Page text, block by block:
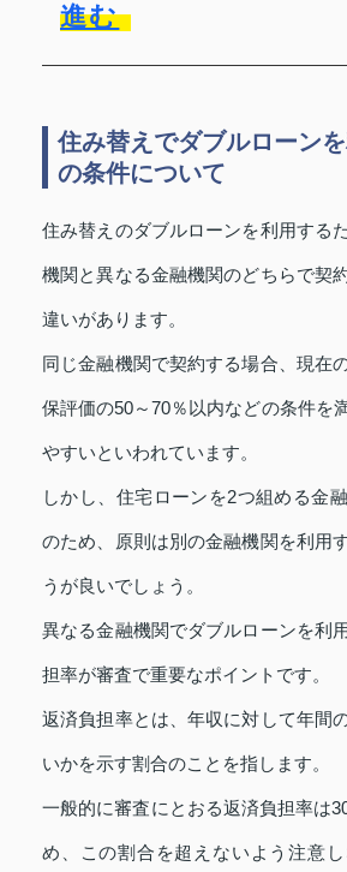
進む
住み替えでダブルローン
の条件について
住み替えのダブルローンを利用する
機関と異なる金融機関のどちらで契
違いがあります。
同じ金融機関で契約する場合、現在
保評価の50～70％以内などの条件を
やすいといわれています。
しかし、住宅ローンを2つ組める金
のため、原則は別の金融機関を利用
うが良いでしょう。
異なる金融機関でダブルローンを利
担率が審査で重要なポイントです。
返済負担率とは、年収に対して年間
いかを示す割合のことを指します。
一般的に審査にとおる返済負担率は
め、この割合を超えないよう注意